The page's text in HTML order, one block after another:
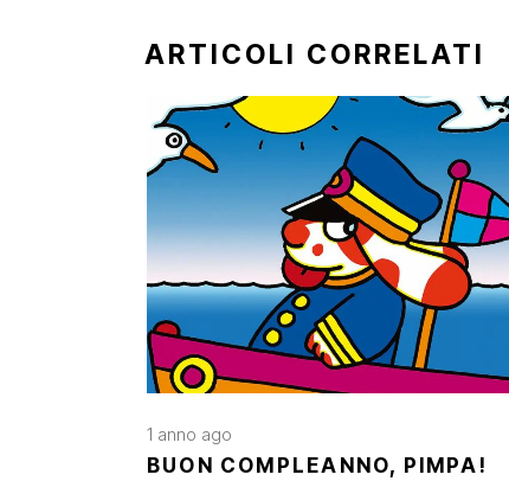
ARTICOLI CORRELATI
1 anno ago
BUON COMPLEANNO, PIMPA!